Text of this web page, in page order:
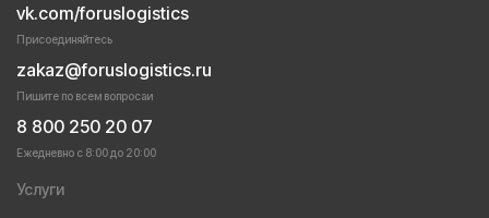
vk.com/foruslogistics
Присоединяйтесь
zakaz@foruslogistics.ru
Пишите по всем вопросаи
8 800 250 20 07
Ежедневно с 8:00 до 20:00
Услуги